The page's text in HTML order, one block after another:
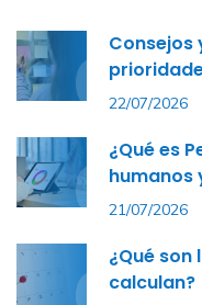
Consejos
22/07/2026
¿Qué es
humanos
21/07/2026
¿Qué
calculan?